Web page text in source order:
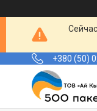
+380 (50)